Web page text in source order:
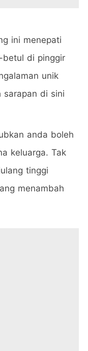
ini menepati
betul di pinggir
unik
sarapan di sini
anda boleh
keluarga. Tak
tinggi
menambah